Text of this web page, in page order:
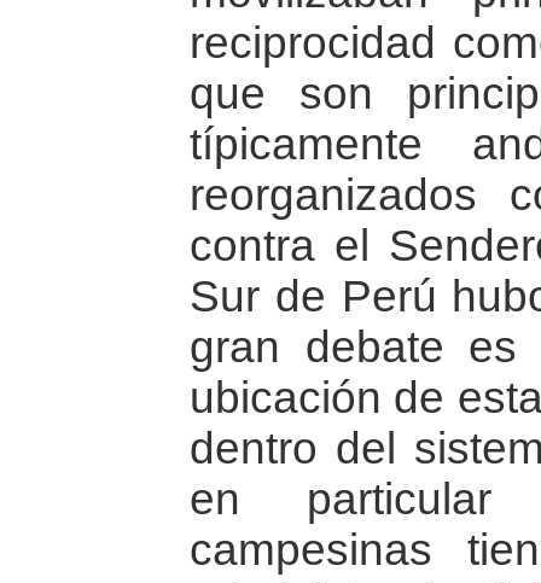
reciprocidad
que son
típicamente
reorganizados
contra el
Sur de Perú
gran debate
ubicación de
dentro del
en
campesinas